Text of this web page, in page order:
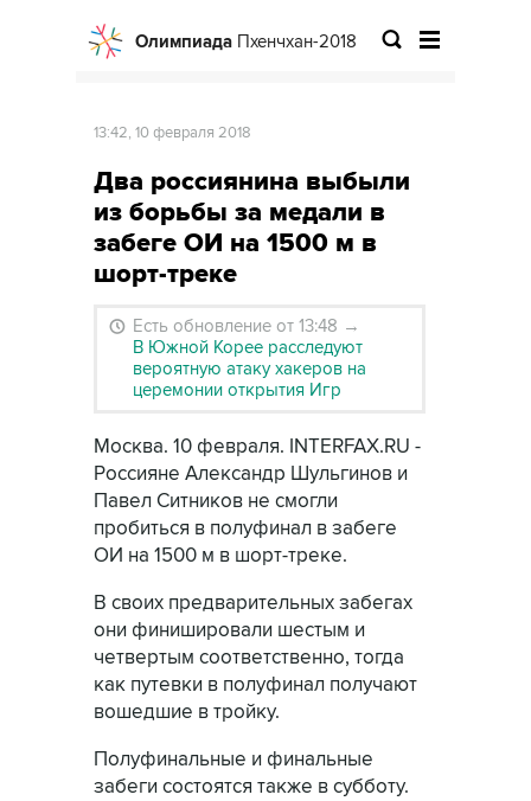
Олимпиада Пхенчхан-2018
13:42, 10 февраля 2018
Два россиянина выбыли
из борьбы за медали в
забеге ОИ на 1500 м в
шорт-треке
Есть обновление от 13:48 →
В Южной Корее расследуют
вероятную атаку хакеров на
церемонии открытия Игр
Москва. 10 февраля. INTERFAX.RU -
Россияне Александр Шульгинов и
Павел Ситников не смогли
пробиться в полуфинал в забеге
ОИ на 1500 м в шорт-треке.
В своих предварительных забегах
они финишировали шестым и
четвертым соответственно, тогда
как путевки в полуфинал получают
вошедшие в тройку.
Полуфинальные и финальные
забеги состоятся также в субботу.